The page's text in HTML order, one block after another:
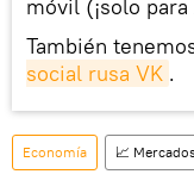
móvil (¡solo
También
social rusa VK .
Economía 📈